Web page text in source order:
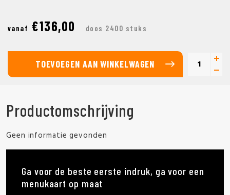
vanaf €136,00 doos 2400 stuks
TOEVOEGEN AAN WINKELWAGEN
Productomschrijving
Geen informatie gevonden
Ga voor de beste eerste indruk, ga voor een
menukaart op maat